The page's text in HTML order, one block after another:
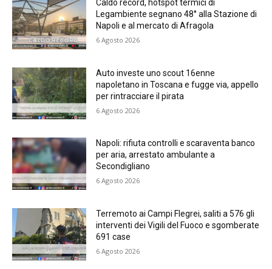
Caldo record, hotspot termici di
Legambiente segnano 48° alla Stazione di
Napoli e al mercato di Afragola
6 Agosto 2026
Auto investe uno scout 16enne
napoletano in Toscana e fugge via, appello
per rintracciare il pirata
6 Agosto 2026
Napoli: rifiuta controlli e scaraventa banco
per aria, arrestato ambulante a
Secondigliano
6 Agosto 2026
Terremoto ai Campi Flegrei, saliti a 576 gli
interventi dei Vigili del Fuoco e sgomberate
691 case
6 Agosto 2026